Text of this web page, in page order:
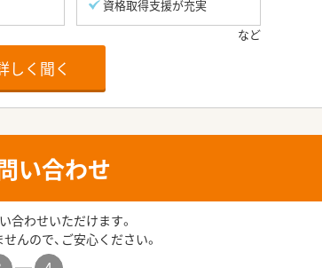
資格取得支援が充実
しく聞く
い合わせ
合わせいただけます。
んので、ご安心ください。